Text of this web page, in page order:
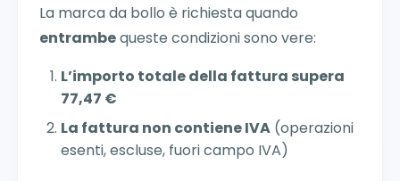
La marca da bollo è richiesta quando
entrambequeste condizioni sono vere:
L’importo totale della fattura supera
77,47 €
La fattura non contiene IVA (operazioni
esenti, escluse, fuori campo IVA)